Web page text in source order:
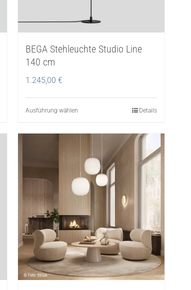
BEGA Stehleuchte Studio Line
140 cm
1.245,00 €
Ausführung wählen
Varianten
auf.
Die
können
auf
der
Produktseite
gewählt
Details